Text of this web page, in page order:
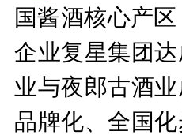
国酱酒核心产
企业复星集团
业与夜郎古酒
品牌化、全国